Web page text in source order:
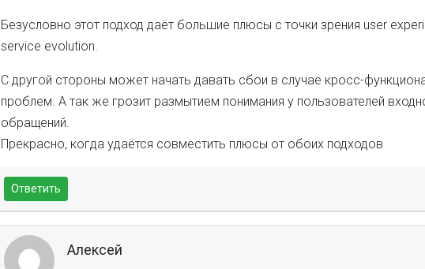
Безусловно этот подход даёт большие плюсы с точки зрения user
service evolution.
С другой стороны может начать давать сбои в случае кросс-
проблем. А так же грозит размытием понимания у пользователей
обращений.
Прекрасно, когда удаётся совместить плюсы от обоих подходов
Ответить
Алексей